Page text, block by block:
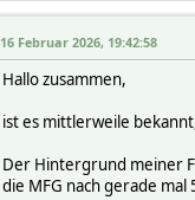
16 Februar 2026, 19:42:58
Hallo zusammen,
ist es mittlerweile
Der Hintergrund meiner
die MFG nach gerade